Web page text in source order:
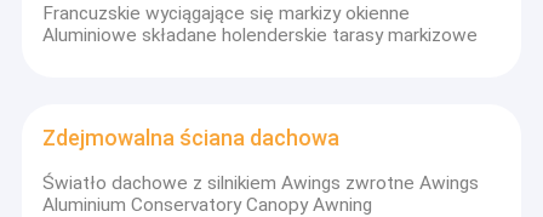
Francuzskie wyciągające się markizy okienne
Aluminiowe składane holenderskie tarasy markizowe
Zdejmowalna ściana dachowa
Światło dachowe z silnikiem Awings zwrotne Awings
Aluminium Conservatory Canopy Awning